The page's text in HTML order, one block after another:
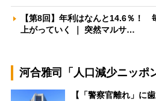
【第8回】年利はなんと14.6％！
上がっていく ｜ 突然マルサ…
河合雅司「人口減少ニッポ
【「警察官離れ」に